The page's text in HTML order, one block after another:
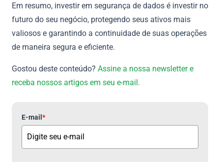
Em resumo, investir em segurança de dados é investir no
futuro do seu negócio, protegendo seus ativos mais
valiosos e garantindo a continuidade de suas operações
de maneira segura e eficiente.
Gostou deste conteúdo? Assine a nossa newsletter e
receba nossos artigos em seu e-mail.
E-mail *